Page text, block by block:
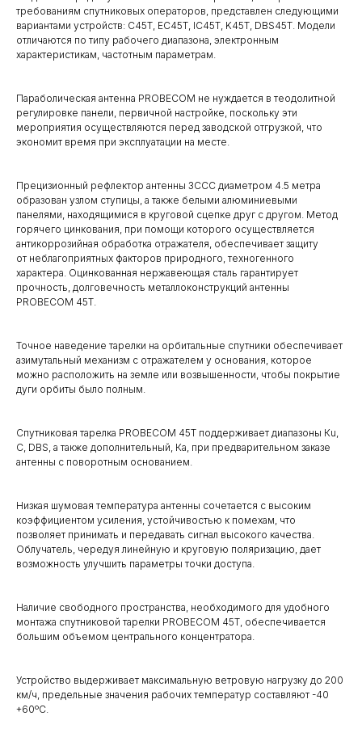
требованиям спутниковых операторов, представлен следующими
вариантами устройств: C45T, EC45T, IC45T, K45T, DBS45T. Модели
отличаются по типу рабочего диапазона, электронным
характеристикам, частотным параметрам.
Параболическая антенна PROBECOM не нуждается в теодолитной
регулировке панели, первичной настройке, поскольку эти
мероприятия осуществляются перед заводской отгрузкой, что
экономит время при эксплуатации на месте.
Прецизионный рефлектор антенны 3ССС диаметром 4.5 метра
образован узлом ступицы, а также белыми алюминиевыми
панелями, находящимися в круговой сцепке друг с другом. Метод
горячего цинкования, при помощи которого осуществляется
антикоррозийная обработка отражателя, обеспечивает защиту
от неблагоприятных факторов природного, техногенного
характера. Оцинкованная нержавеющая сталь гарантирует
прочность, долговечность металлоконструкций антенны
PROBECOM 45T.
Точное наведение тарелки на орбитальные спутники обеспечивает
азимутальный механизм с отражателем у основания, которое
можно расположить на земле или возвышенности, чтобы покрытие
дуги орбиты было полным.
Спутниковая тарелка PROBECOM 45T поддерживает диапазоны Кu,
C, DBS, а также дополнительный, Ка, при предварительном заказе
антенны с поворотным основанием.
Низкая шумовая температура антенны сочетается с высоким
коэффициентом усиления, устойчивостью к помехам, что
позволяет принимать и передавать сигнал высокого качества.
Облучатель, чередуя линейную и круговую поляризацию, дает
возможность улучшить параметры точки доступа.
Наличие свободного пространства, необходимого для удобного
монтажа спутниковой тарелки PROBECOM 45T, обеспечивается
большим объемом центрального концентратора.
Устройство выдерживает максимальную ветровую нагрузку до 200
км/ч, предельные значения рабочих температур составляют -40
+60ºC.